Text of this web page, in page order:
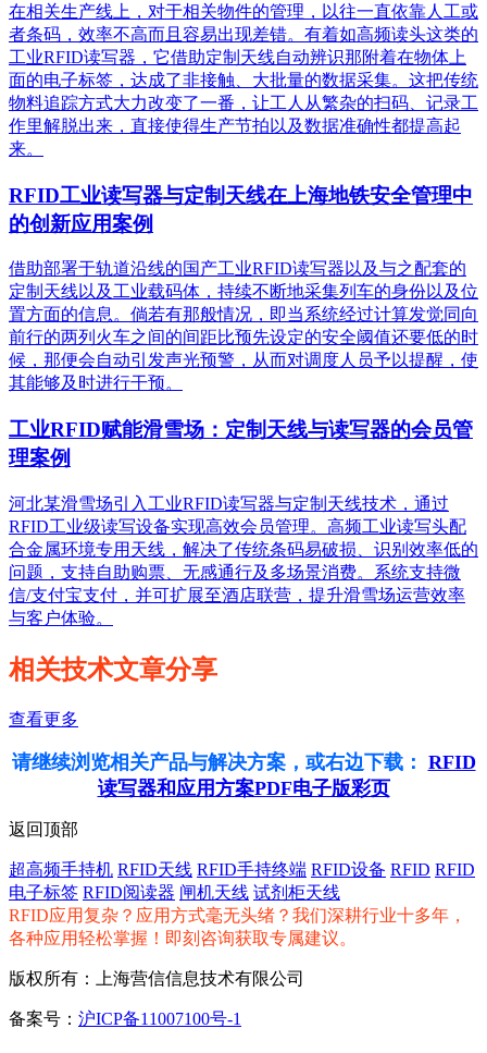
在相关生产线上，对于相关物件的管理，以往一直依靠人工或
者条码，效率不高而且容易出现差错。有着如高频读头这类的
工业RFID读写器，它借助定制天线自动辨识那附着在物体上
面的电子标签，达成了非接触、大批量的数据采集。这把传统
物料追踪方式大力改变了一番，让工人从繁杂的扫码、记录工
作里解脱出来，直接使得生产节拍以及数据准确性都提高起
来。
RFID工业读写器与定制天线在上海地铁安全管理中
的创新应用案例
借助部署于轨道沿线的国产工业RFID读写器以及与之配套的
定制天线以及工业载码体，持续不断地采集列车的身份以及位
置方面的信息。倘若有那般情况，即当系统经过计算发觉同向
前行的两列火车之间的间距比预先设定的安全阈值还要低的时
候，那便会自动引发声光预警，从而对调度人员予以提醒，使
其能够及时进行干预。
工业RFID赋能滑雪场：定制天线与读写器的会员管
理案例
河北某滑雪场引入工业RFID读写器与定制天线技术，通过
RFID工业级读写设备实现高效会员管理。高频工业读写头配
合金属环境专用天线，解决了传统条码易破损、识别效率低的
问题，支持自助购票、无感通行及多场景消费。系统支持微
信/支付宝支付，并可扩展至酒店联营，提升滑雪场运营效率
与客户体验。
相关技术文章分享
查看更多
请继续浏览相关产品与解决方案，或右边下载： RFID
读写器和应用方案PDF电子版彩页
返回顶部
超高频手持机 RFID天线 RFID手持终端 RFID设备 RFID RFID
电子标签 RFID阅读器 闸机天线 试剂柜天线
RFID应用复杂？应用方式毫无头绪？我们深耕行业十多年，
各种应用轻松掌握！即刻咨询获取专属建议。
版权所有：上海营信信息技术有限公司
备案号： 沪ICP备11007100号-1